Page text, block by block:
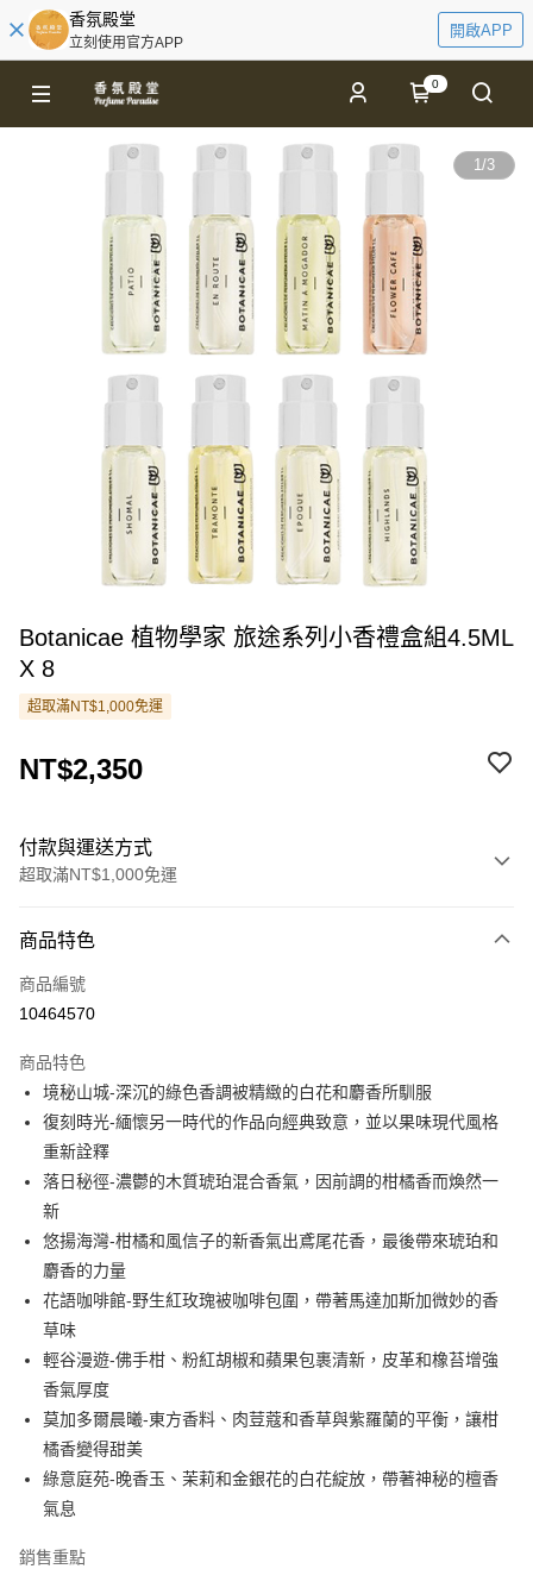
香氛殿堂
立刻使用官方APP
開啟APP
0
1/3
Botanicae 植物學家 旅途系列小香禮盒組4.5ML
X 8
超取滿NT$1,000免運
NT$2,350
付款與運送方式
超取滿NT$1,000免運
信用卡一次付款
信用卡分期付款
合作金庫商業銀行
華南商業銀行
彰化商業銀行
上海商業儲蓄銀行
台北富邦商業銀行
國泰世華商業銀行
臺灣中小企業銀行
台中商業銀行
匯豐（台灣）商業銀行
聯邦商業銀行
元大商業銀行
永豐商業銀行
玉山商業銀行
台新國際商業銀行
中國信託商業銀行
台灣樂天信用卡公司
超商取貨付款
LINE Pay
街口支付
悠遊付
AFTEE先享後付
相關說明
【關於「AFTEE先享後付」】
AFTEE先享後付是「在收到商品之後才付款」的支付方式。 讓您購物簡單
便利好安心！
１．簡單：不需註冊會員、不需綁卡、不需儲值。
２．便利：只要手機號碼，簡訊認證，即可結帳。
【「AFTEE先享後付」結帳流程】
結帳頁面，進行簡訊認證並確認金額後，即可完成結帳。
運送方式
全家取貨付款
每筆NT$80，滿NT$1,000(含以上)免運費
付款後全家取貨
商品特色
商品編號
10464570
商品特色
境秘山城-深沉的綠色香調被精緻的白花和麝香所馴服
復刻時光-緬懷另一時代的作品向經典致意，並以果味現代風格
重新詮釋
落日秘徑-濃鬱的木質琥珀混合香氣，因前調的柑橘香而煥然一
新
悠揚海灣-柑橘和風信子的新香氣出鳶尾花香，最後帶來琥珀和
麝香的力量
花語咖啡館-野生紅玫瑰被咖啡包圍，帶著馬達加斯加微妙的香
草味
輕谷漫遊-佛手柑、粉紅胡椒和蘋果包裹清新，皮革和橡苔增強
香氣厚度
莫加多爾晨曦-東方香料、肉荳蔻和香草與紫羅蘭的平衡，讓柑
橘香變得甜美
綠意庭苑-晚香玉、茉莉和金銀花的白花綻放，帶著神秘的檀香
氣息
銷售重點